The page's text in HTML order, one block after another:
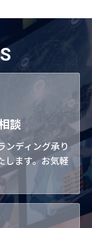
談
ンディング承り
します。お気軽